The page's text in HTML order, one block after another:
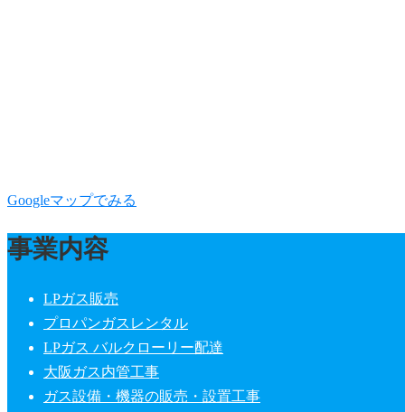
Googleマップでみる
事業内容
LPガス販売
プロパンガスレンタル
LPガス バルクローリー配達
大阪ガス内管工事
ガス設備・機器の販売・設置工事